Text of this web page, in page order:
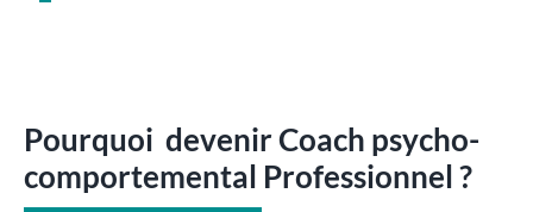
Pourquoi devenir Coach psycho-
comportemental Professionnel ?